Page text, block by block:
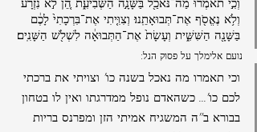
וְכִ֣י תֹאמְר֔וּ מַה־נֹּאכַ֖ל בַּשָּׁנָ֣ה הַשְּׁבִיעִ֑ת הֵ֚ן לֹ֣א נִזְרָ֔ע
וְלֹ֥א נֶאֱסֹ֖ף אֶת־תְּבוּאָתֵֽנוּ׃ וְצִוִּ֤יתִי אֶת־בִּרְכָתִי֙ לָכֶ֔ם
בַּשָּׁנָ֖ה הַשִּׁשִּׁ֑ית וְעָשָׂת֙ אֶת־הַתְּבוּאָ֔ה לִשְׁלֹ֖שׁ הַשָּׁנִֽים׃
נועם אלימלך על פסוק הנל:
וכי תאמרו מה נאכל בשנה כו' וצויתי את ברכתי
לכם כו'... כשהאדם נופל ממדרגתו ואין לו בטחון
בבורא ב"ה המשגיח אמיתי הזן ומפרנס בריות